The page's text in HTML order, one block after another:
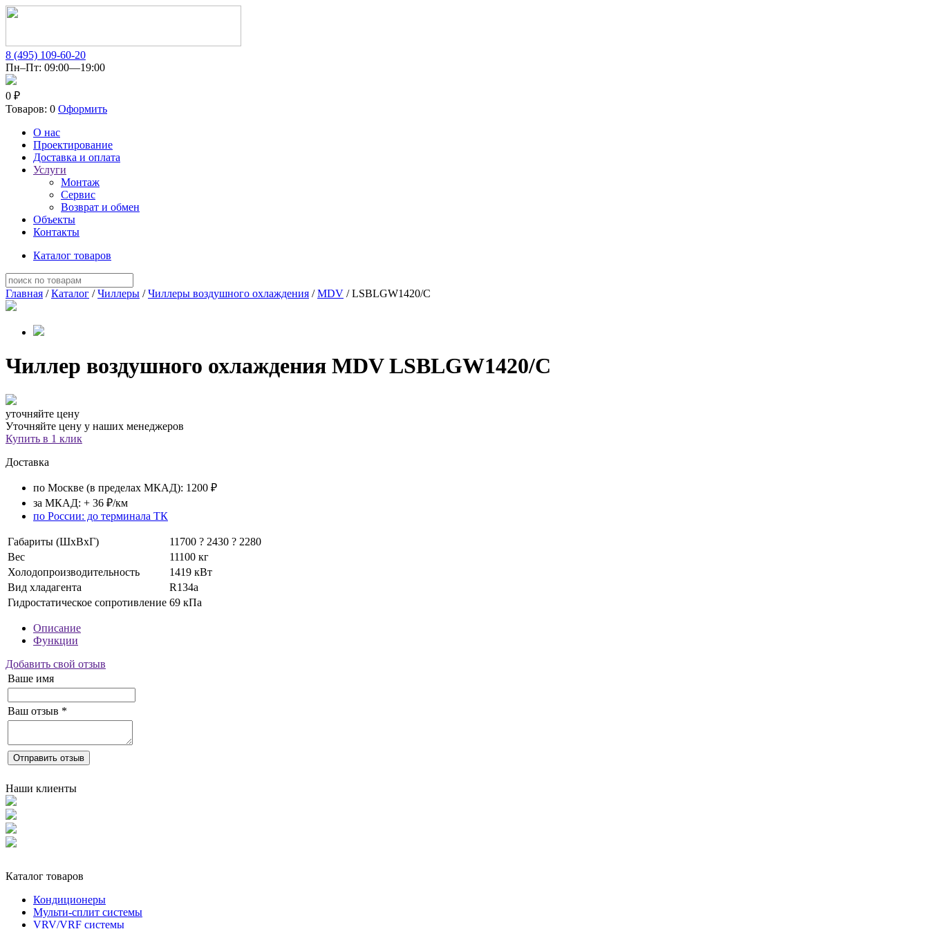
8 (495) 109-60-20
Пн–Пт: 09:00—19:00
0 ₽
Товаров: 0 Оформить
О нас
Проектирование
Доставка и оплата
Услуги
Монтаж
Сервис
Возврат и обмен
Объекты
Контакты
Каталог товаров
Главная /Каталог /Чиллеры /Чиллеры воздушного охлаждения /MDV / LSBLGW1420/C
Чиллер воздушного охлаждения MDV LSBLGW1420/C
уточняйте цену
Уточняйте цену у наших менеджеров
Купить в 1 клик
Доставка
по Москве (в пределах МКАД): 1200 ₽
за МКАД: + 36 ₽/км
по России: до терминала ТК
Габариты (ШхВхГ)
11700 ? 2430 ? 2280
Вес
11100 кг
Холодопроизводительность
1419 кВт
Вид хладагента
R134a
Гидростатическое сопротивление 69 кПа
Описание
Функции
Добавить свой отзыв
Ваше имя
Ваш отзыв *
Отправить отзыв
Наши клиенты
Каталог товаров
Кондиционеры
Мульти-сплит системы
VRV/VRF системы